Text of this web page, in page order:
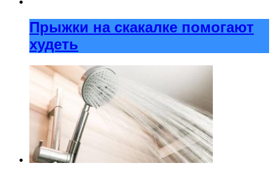
Прыжки на скакалке помогают
худеть